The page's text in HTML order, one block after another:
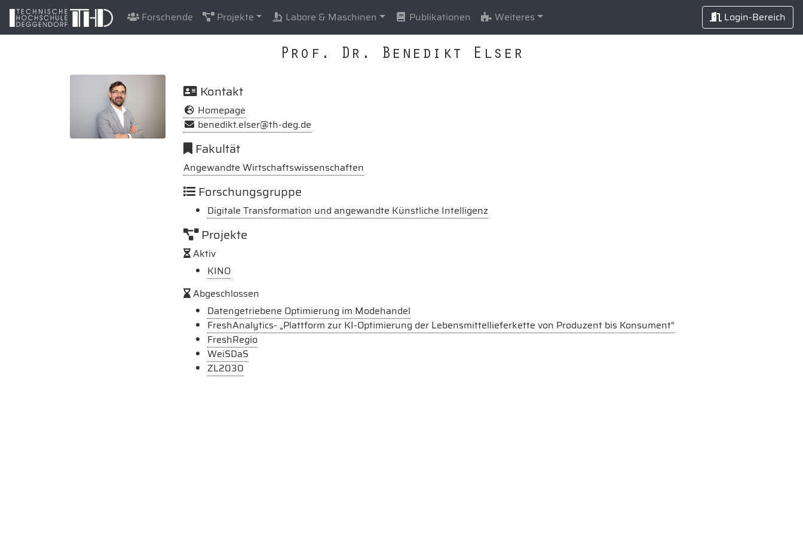
Forschende Projekte Labore & Maschinen Publikationen Weiteres Login-Bereich
Prof. Dr. Benedikt Elser
Kontakt
Homepage
benedikt.elser@th-deg.de
Fakultät
Angewandte Wirtschaftswissenschaften
Forschungsgruppe
Digitale Transformation und angewandte Künstliche Intelligenz
Projekte
Aktiv
KINO
Abgeschlossen
Datengetriebene Optimierung im Modehandel
FreshAnalytics- „Plattform zur KI-Optimierung der Lebensmittellieferkette von Produzent bis Konsument“
FreshRegio
WeiSDaS
ZL2030